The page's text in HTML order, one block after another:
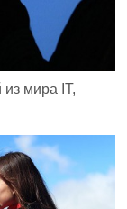
мира IT,